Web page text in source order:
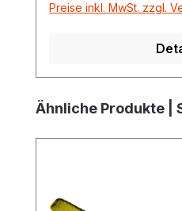
Tankdaten Lieferumfang: USB-Stick mit
Preise inkl. MwSt. zzgl.
Produktgalerie
Ähnliche Produkte |